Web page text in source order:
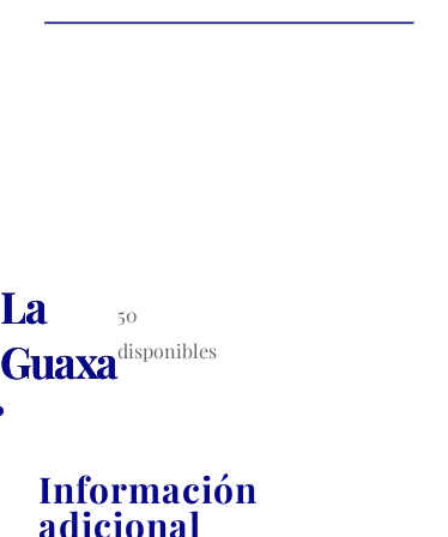
La
Guaxa
50
disponibles
Información
adicional